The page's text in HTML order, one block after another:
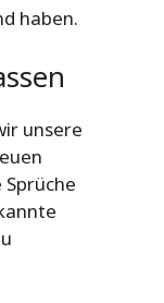
haben.
unsere